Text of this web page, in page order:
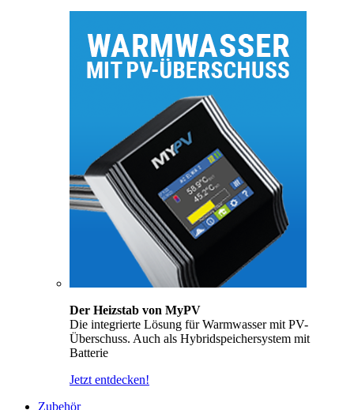
Der Heizstab von MyPV
Die integrierte Lösung für Warmwasser mit PV-
Überschuss. Auch als Hybridspeichersystem mit
Batterie
Jetzt entdecken!
Zubehör